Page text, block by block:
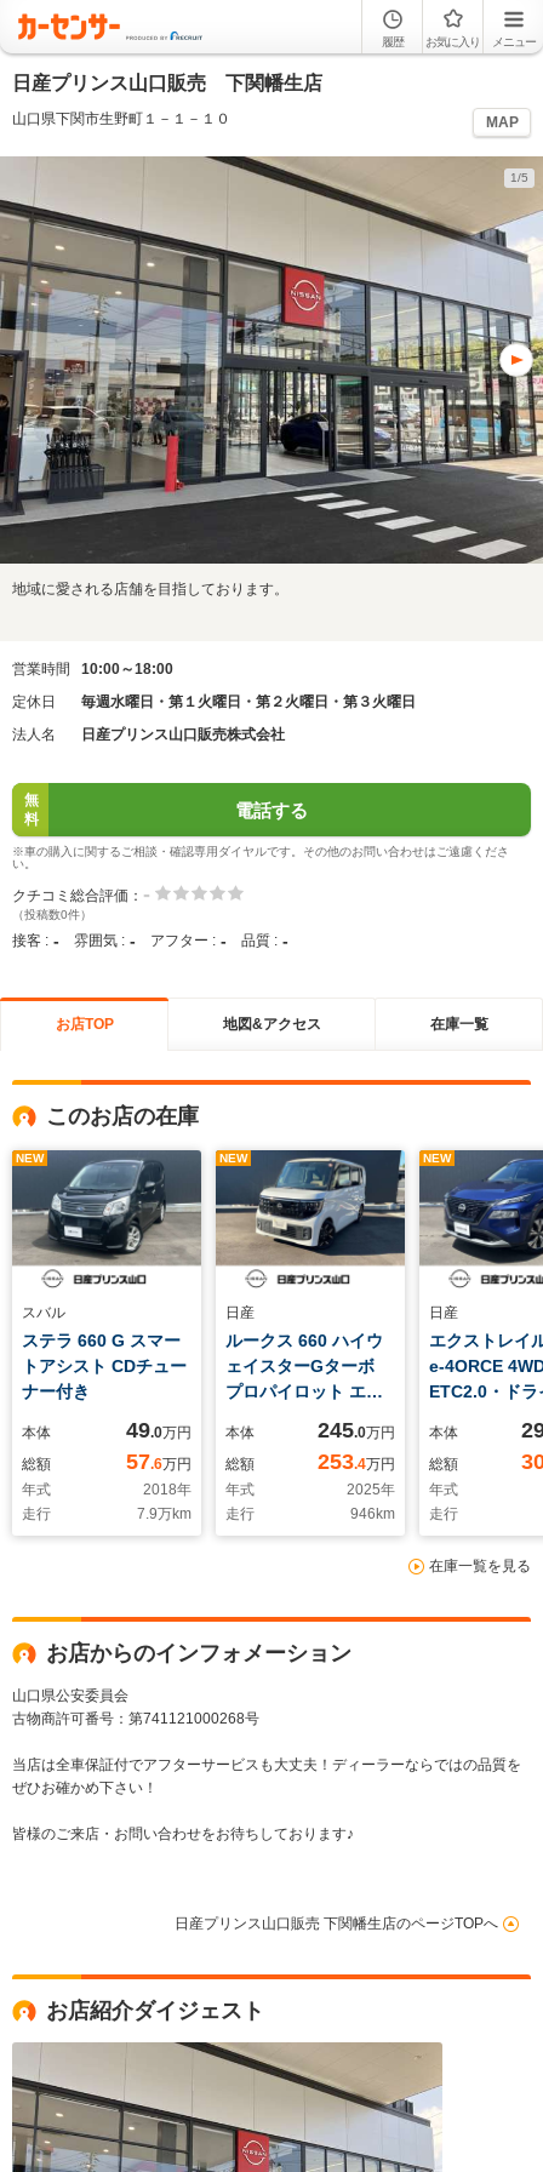
履歴 お気に入り メニュー
日産プリンス山口販売 下関幡生店
山口県下関市生野町１－１－１０ MAP
1/5
地域に愛される店舗を目指しております。
営業時間
10:00～18:00
定休日
毎週水曜日・第１火曜日・第２火曜日・第３火曜日
法人名
日産プリンス山口販売株式会社
無
料
電話する
※車の購入に関するご相談・確認専用ダイヤルです。その他のお問い合わせはご遠慮くださ
い。
クチコミ総合評価： -
（投稿数0件）
接客 : - 雰囲気 : - アフター : - 品質 : -
お店TOP 地図&アクセス 在庫一覧
このお店の在庫
NEW
スバル
ステラ 660 G スマー
トアシスト CDチュー
ナー付き
本体 49.0万円
総額
57.6万円
年式
2018年
走行
7.9万km
NEW
日産
ルークス 660 ハイウ
ェイスターGターボ
プロパイロット エデ
ドライブレコーダー・
全周囲カメラ・
ETC2.0・SOSコー
ル・シートヒーター・
ハンドルヒーター
本体 245.0万円
総額
253.4万円
年式
2025年
走行
946 km
NEW
日産
エクストレイ
e-4ORCE
ETC2.0・ドラ
ラ・プロパイ
SOSコール
本体
総額
年式
走行
在庫一覧を見る
お店からのインフォメーション
山口県公安委員会
古物商許可番号：第741121000268号
当店は全車保証付でアフターサービスも大丈夫！ディーラーならではの品質を
ぜひお確かめ下さい！
皆様のご来店・お問い合わせをお待ちしております♪
日産プリンス山口販売 下関幡生店のページTOPへ
お店紹介ダイジェスト